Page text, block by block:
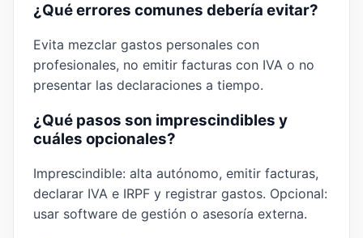
¿Qué errores comunes debería evitar?
Evita mezclar gastos personales con
profesionales, no emitir facturas con IVA o no
presentar las declaraciones a tiempo.
¿Qué pasos son imprescindibles y
cuáles opcionales?
Imprescindible: alta autónomo, emitir facturas,
declarar IVA e IRPF y registrar gastos. Opcional:
usar software de gestión o asesoría externa.